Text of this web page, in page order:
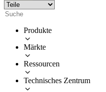
Produkte
Märkte
Ressourcen
Technisches Zentrum